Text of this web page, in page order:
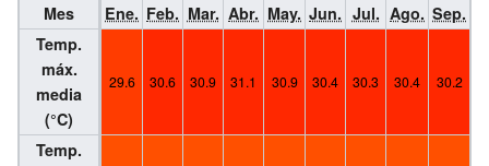
Mes
Ene. Feb. Mar. Abr. May. Jun. Jul. Ago. Sep.
Temp.
máx.
media
(°C)
29.6 30.6 30.9 31.1 30.9 30.4 30.3 30.4 30.2
Temp.